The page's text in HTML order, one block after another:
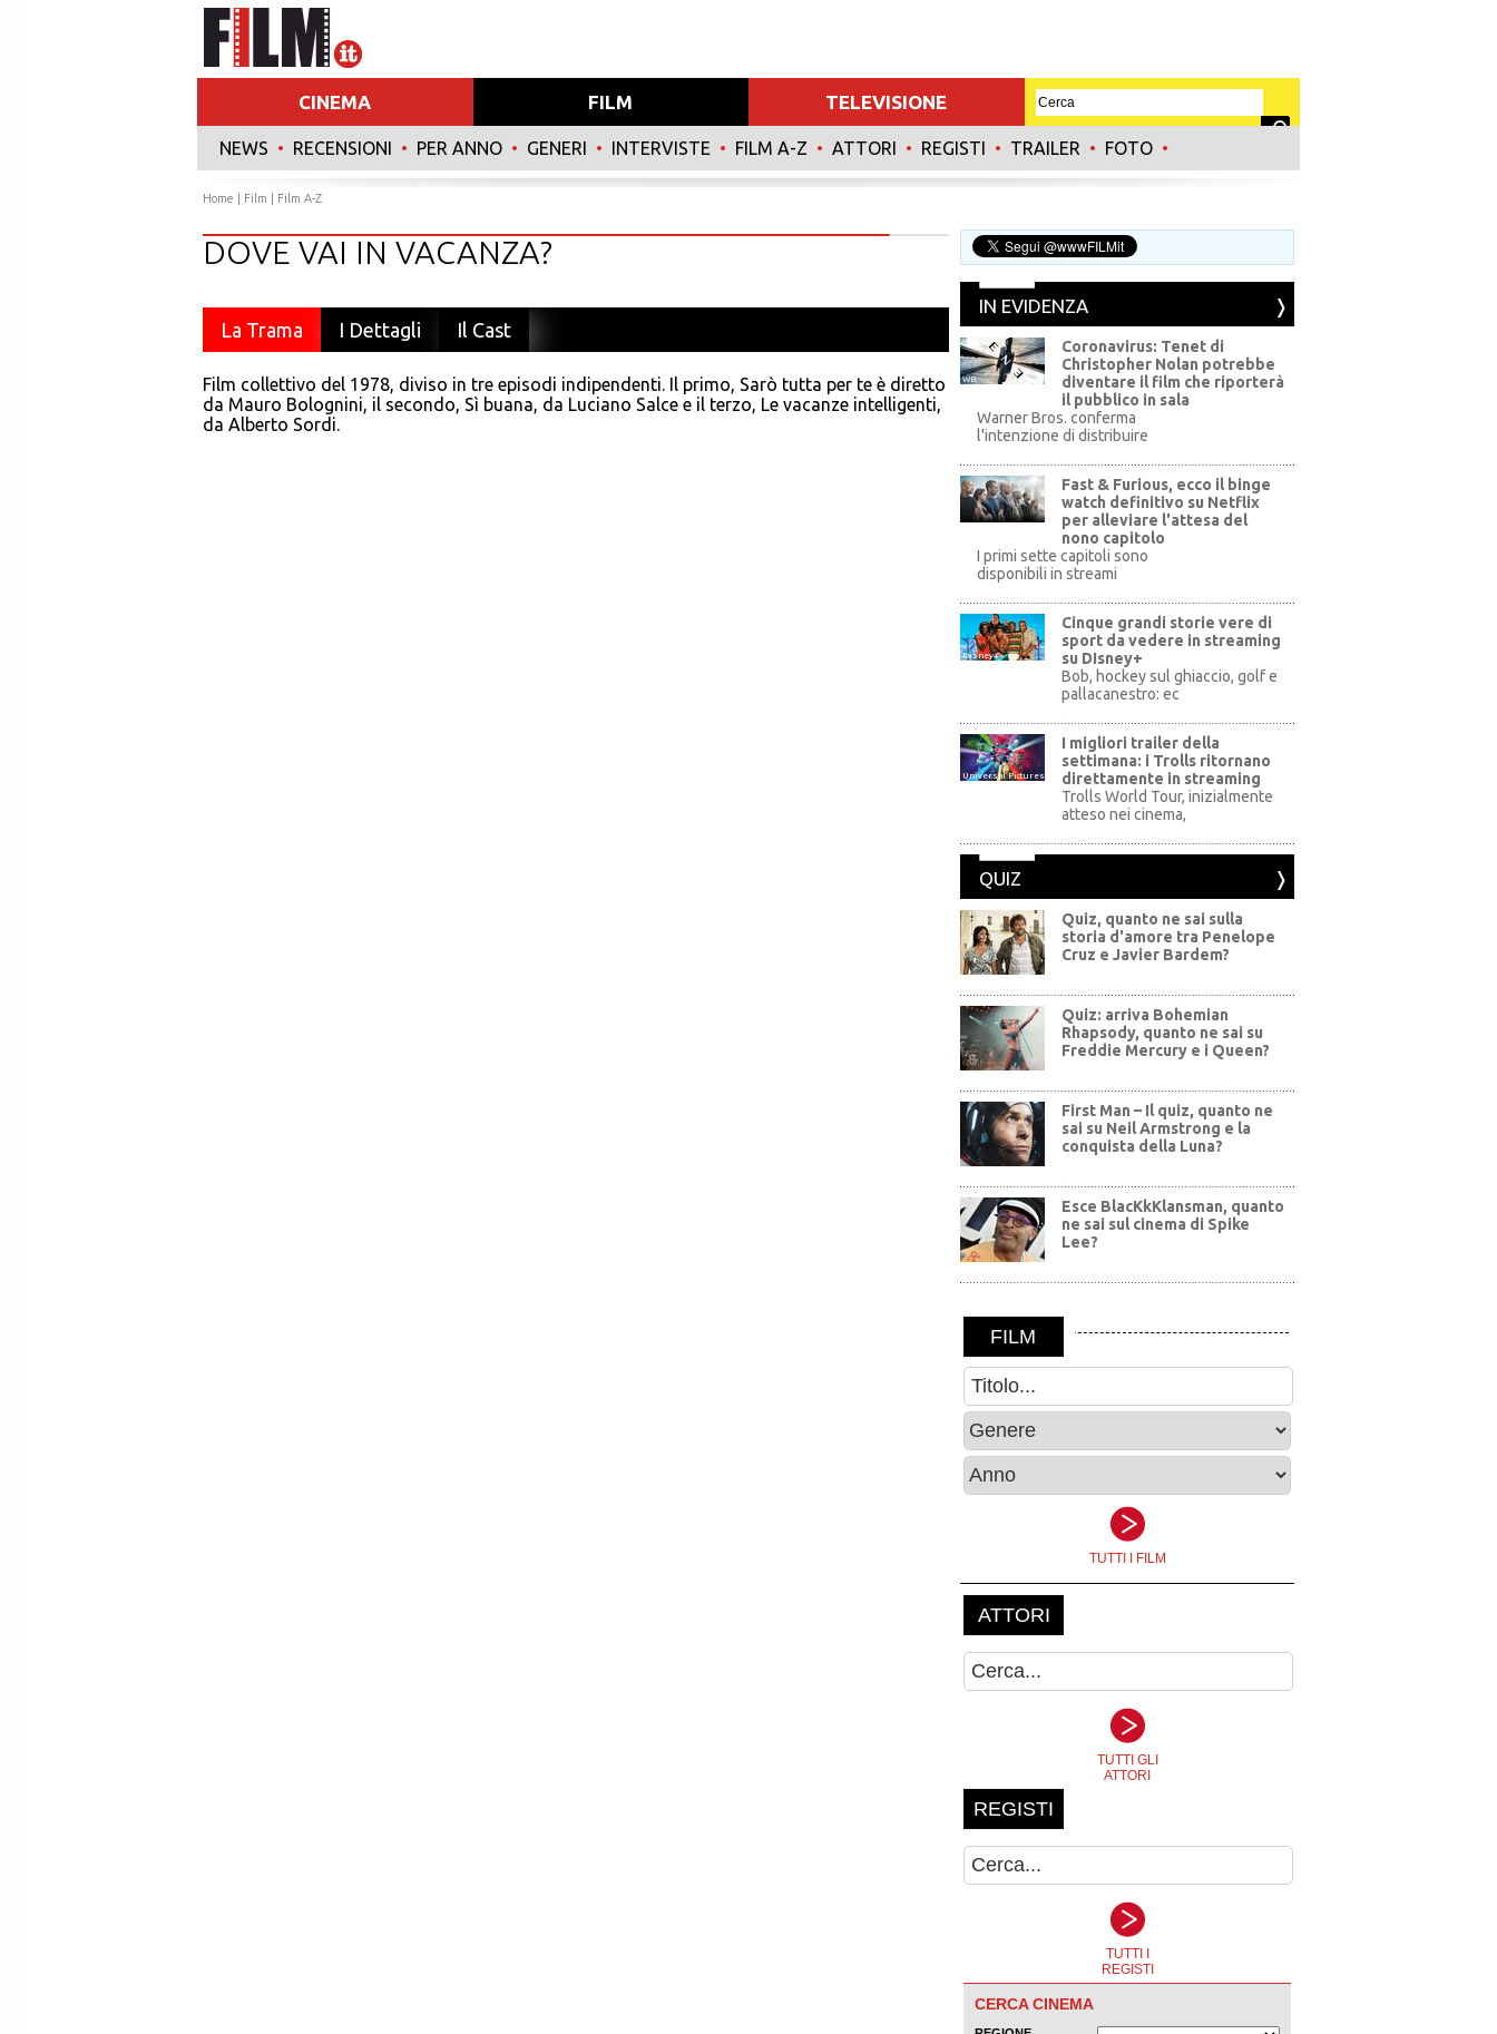
CINEMA FILM TELEVISIONE
NEWS • RECENSIONI • PER ANNO • GENERI • INTERVISTE • FILM A-Z • ATTORI • REGISTI • TRAILER • FOTO •
Home Film Film A-Z
DOVE VAI IN VACANZA?
La Trama I Dettagli Il Cast
Film collettivo del 1978, diviso in tre episodi indipendenti. Il primo, Sarò tutta per te è diretto
da Mauro Bolognini, il secondo, Sì buana, da Luciano Salce e il terzo, Le vacanze intelligenti,
da Alberto Sordi.
IN EVIDENZA
WB
Coronavirus: Tenet di
Christopher Nolan potrebbe
diventare il film che riporterà
il pubblico in sala
Warner Bros. conferma
l'intenzione di distribuire
Fast & Furious, ecco il binge
watch definitivo su Netflix
per alleviare l'attesa del
nono capitolo
I primi sette capitoli sono
disponibili in streami
Disney+
Cinque grandi storie vere di
sport da vedere in streaming
su DIsney+
Bob, hockey sul ghiaccio, golf e
pallacanestro: ec
Universal Pictures
I migliori trailer della
settimana: i Trolls ritornano
direttamente in streaming
Trolls World Tour, inizialmente
atteso nei cinema,
QUIZ
Quiz, quanto ne sai sulla
storia d'amore tra Penelope
Cruz e Javier Bardem?
Quiz: arriva Bohemian
Rhapsody, quanto ne sai su
Freddie Mercury e i Queen?
First Man – Il quiz, quanto ne
sai su Neil Armstrong e la
conquista della Luna?
Esce BlacKkKlansman, quanto
ne sai sul cinema di Spike
Lee?